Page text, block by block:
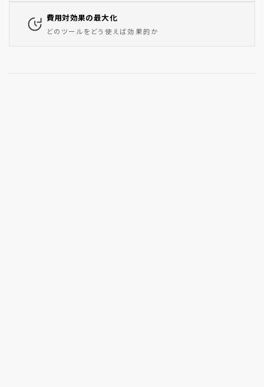
費用対効果の最大化
どのツールをどう使えば効果的か